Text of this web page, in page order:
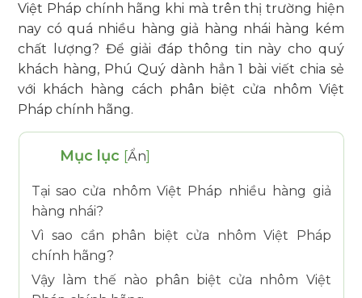
Việt Pháp chính hãng khi mà trên thị trường hiện
nay có quá nhiều hàng giả hàng nhái hàng kém
chất lượng? Để giải đáp thông tin này cho quý
khách hàng, Phú Quý dành hẳn 1 bài viết chia sẻ
với khách hàng cách phân biệt cửa nhôm Việt
Pháp chính hãng.
Mục lục [Ẩn]
Tại sao cửa nhôm Việt Pháp nhiều hàng giả
hàng nhái?
Vì sao cần phân biệt cửa nhôm Việt Pháp
chính hãng?
Vậy làm thế nào phân biệt cửa nhôm Việt